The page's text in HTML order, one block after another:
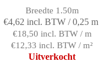
Breedte 1.50m
€4,62 incl. BTW / 0,25 m
€18,50 incl. BTW / m
€12,33 incl. BTW / m²
Uitverkocht